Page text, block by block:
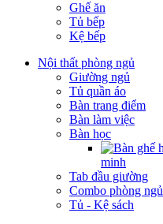
Ghế ăn
Tủ bếp
Kệ bếp
Nội thất phòng ngủ
Giường ngủ
Tủ quần áo
Bàn trang điểm
Bàn làm việc
Bàn học
minh
Tab đầu giường
Combo phòng ngủ
Tủ - Kệ sách